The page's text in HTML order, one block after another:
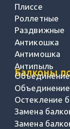
Плиссе
Роллетные
Раздвижные
Антикошка
Антимошка
Антипыль
Балконы
Объединение
Остекление
Замена
Замена